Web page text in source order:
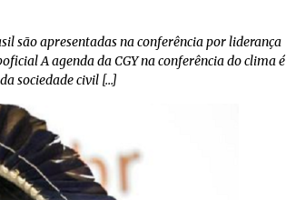
são apresentadas na conferência por liderança
A agenda da CGY na conferência do clima é
sociedade civil […]